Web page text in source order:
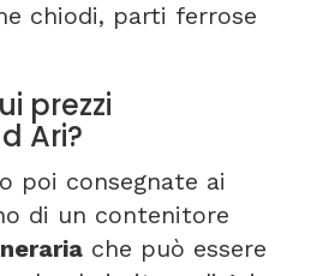
chiodi, parti ferrose
prezzi
Ari?
poi consegnate ai
di un contenitore
che può essere